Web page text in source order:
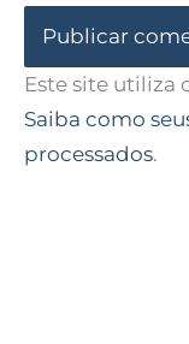
Este site utiliza
Saiba como
processados.